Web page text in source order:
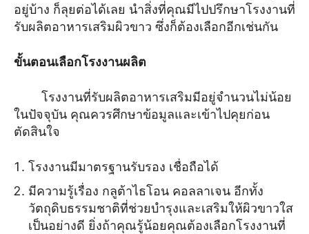
อยู่บ้าง ก็ลุยต่อได้เลย นำสิ่งที่คุณมีไปปรึกษาโรงงานที่
รับผลิตอาหารเสริมผิวขาว ซึ่งก็ต้องเลือกอีกเช่นกัน
ขั้นตอนเลือกโรงงานผลิต
โรงงานที่รับผลิตอาหารเสริมมีอยู่จำนวนไม่น้อย
ในปัจจุบัน คุณควรศึกษาข้อมูลและเข้าไปคุยก่อน
ตัดสินใจ
โรงงานมีมาตรฐานรับรอง เชื่อถือได้
มีความรู้เรื่อง กลูต้าไธโอน คอลลาเจน อีกทั้ง
วัตถุดิบธรรมชาติที่ช่วยบำรุงและเสริมให้ผิวขาวใส
เป็นอย่างดี ยิ่งถ้าคุณรู้น้อยคุณต้องเลือกโรงงานที่